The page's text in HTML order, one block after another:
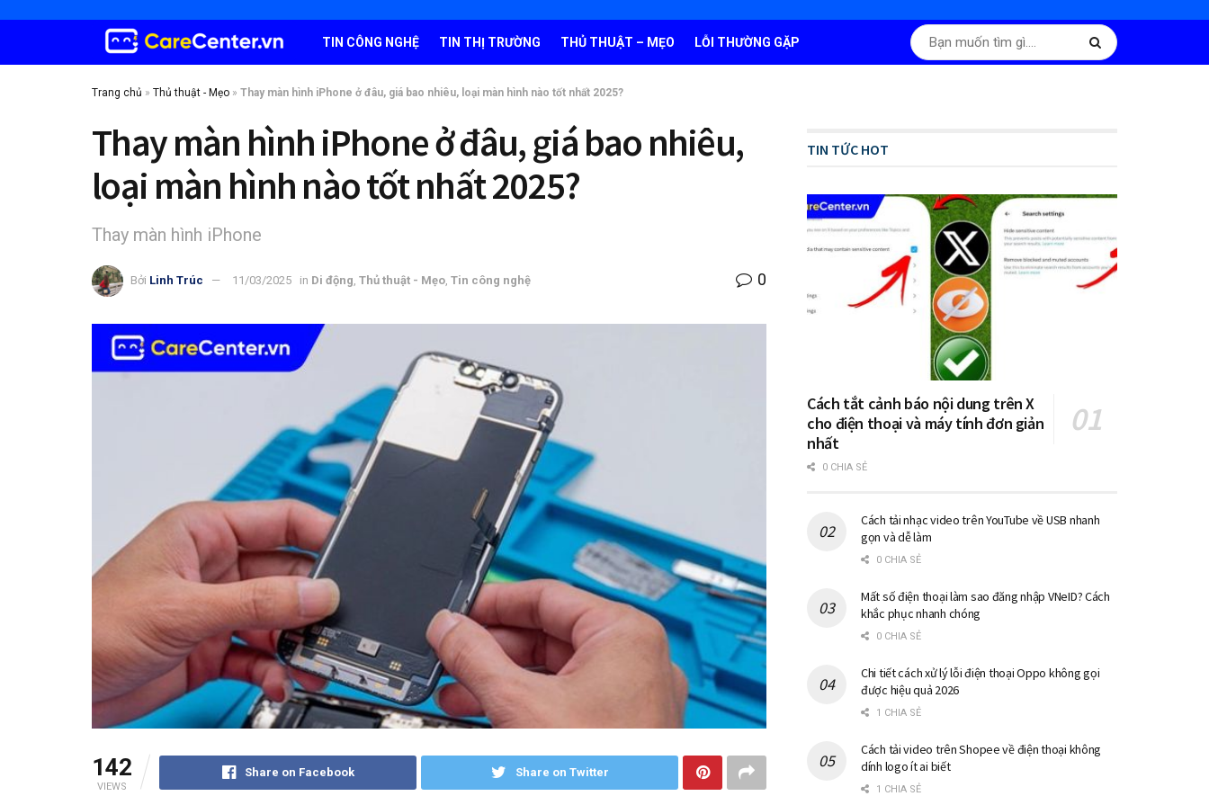
TIN CÔNG NGHỆ TIN THỊ TRƯỜNG THỦ THUẬT – MẸO LỖI THƯỜNG GẶP
Trang chủ » Thủ thuật - Mẹo » Thay màn hình iPhone ở đâu, giá bao nhiêu, loại màn hình nào tốt nhất 2025?
Thay màn hình iPhone ở đâu, giá bao nhiêu,
loại màn hình nào tốt nhất 2025?
Thay màn hình iPhone
Bởi Linh Trúc 11/03/2025 in Di động Thủ thuật - Mẹo Tin công nghệ 0
142
VIEWS
Share on Facebook Share on Twitter
TIN TỨC HOT
Cách tắt cảnh báo nội dung trên X
cho điện thoại và máy tính đơn giản
nhất
0 CHIA SẺ
Cách tải nhạc video trên YouTube về USB nhanh
gọn và dễ làm
0 CHIA SẺ
Mất số điện thoại làm sao đăng nhập VNeID? Cách
khắc phục nhanh chóng
0 CHIA SẺ
Chi tiết cách xử lý lỗi điện thoại Oppo không gọi
được hiệu quả 2026
1 CHIA SẺ
Cách tải video trên Shopee về điện thoại không
dính logo ít ai biết
1 CHIA SẺ